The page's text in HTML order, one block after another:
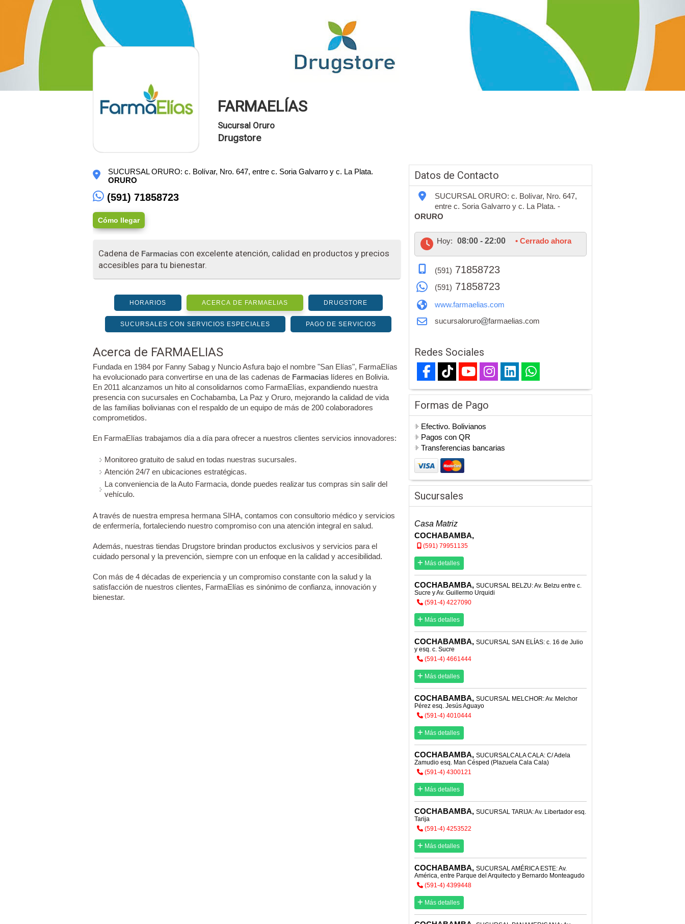
FARMAELÍAS
Sucursal Oruro
Drugstore
SUCURSAL ORURO: c. Bolívar, Nro. 647, entre c. Soria Galvarro y c. La Plata.
ORURO
(591) 71858723
Cómo llegar
Cadena de Farmacias con excelente atención, calidad en productos y precios
accesibles para tu bienestar.
HORARIOS ACERCA DE FARMAELIAS DRUGSTORE
SUCURSALES CON SERVICIOS ESPECIALES PAGO DE SERVICIOS
Acerca de FARMAELIAS
Fundada en 1984 por Fanny Sabag y Nuncio Asfura bajo el nombre "San Elías", FarmaElías
ha evolucionado para convertirse en una de las cadenas de Farmacias líderes en Bolivia.
En 2011 alcanzamos un hito al consolidarnos como FarmaElías, expandiendo nuestra
presencia con sucursales en Cochabamba, La Paz y Oruro, mejorando la calidad de vida
de las familias bolivianas con el respaldo de un equipo de más de 200 colaboradores
comprometidos.
En FarmaElías trabajamos día a día para ofrecer a nuestros clientes servicios innovadores:
Monitoreo gratuito de salud en todas nuestras sucursales.
Atención 24/7 en ubicaciones estratégicas.
La conveniencia de la Auto Farmacia, donde puedes realizar tus compras sin salir del
vehículo.
A través de nuestra empresa hermana SIHA, contamos con consultorio médico y servicios
de enfermería, fortaleciendo nuestro compromiso con una atención integral en salud.
Además, nuestras tiendas Drugstore brindan productos exclusivos y servicios para el
cuidado personal y la prevención, siempre con un enfoque en la calidad y accesibilidad.
Con más de 4 décadas de experiencia y un compromiso constante con la salud y la
satisfacción de nuestros clientes, FarmaElías es sinónimo de confianza, innovación y
bienestar.
Datos de Contacto
SUCURSAL ORURO: c. Bolívar, Nro. 647,
entre c. Soria Galvarro y c. La Plata. -
ORURO
Hoy: 08:00 - 22:00 • Cerrado ahora
(591) 71858723
(591) 71858723
www.farmaelias.com
sucursaloruro
farmaelias.com
Redes Sociales
Formas de Pago
Efectivo. Bolivianos
Pagos con QR
Transferencias bancarias
Sucursales
Casa Matriz
COCHABAMBA,
(591) 79951135
Más detalles
COCHABAMBA, SUCURSAL BELZU: Av. Belzu entre c.
Sucre y Av. Guillermo Urquidi
(591-4) 4227090
Más detalles
COCHABAMBA, SUCURSAL SAN ELÍAS: c. 16 de Julio
y esq. c. Sucre
(591-4) 4661444
Más detalles
COCHABAMBA, SUCURSAL MELCHOR: Av. Melchor
Pérez esq. Jesús Aguayo
(591-4) 4010444
Más detalles
COCHABAMBA, SUCURSALCALA CALA: C/ Adela
Zamudio esq. Man Césped (Plazuela Cala Cala)
(591-4) 4300121
Más detalles
COCHABAMBA, SUCURSAL TARIJA: Av. Libertador esq.
Tarija
(591-4) 4253522
Más detalles
COCHABAMBA, SUCURSAL AMÉRICA ESTE: Av.
América, entre Parque del Arquitecto y Bernardo Monteagudo
(591-4) 4399448
Más detalles